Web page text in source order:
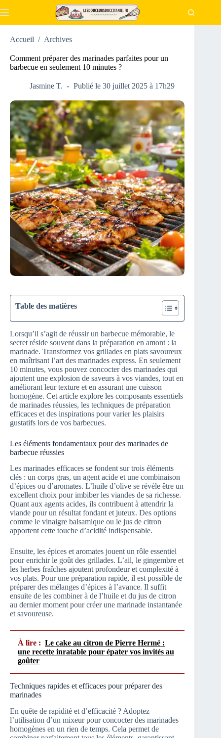
au
Accueil / Archives
Comment préparer des marinades parfaites pour un
barbecue en seulement 10 minutes ?
Jasmine T. Publié le 30 juillet 2025 à 17h29
Table des matières
Lorsqu’il s’agit de réussir un barbecue mémorable, le
secret réside souvent dans la préparation en amont : la
marinade. Transformez vos grillades en plats savoureux
en maîtrisant l’art des marinades express. En seulement
10 minutes, vous pouvez concocter des marinades qui
ajoutent une explosion de saveurs à vos viandes, tout en
améliorant leur texture et en assurant une cuisson
homogène. Cet article explore les composants essentiels
de marinades réussies, les techniques de préparation
efficaces et des inspirations pour varier les plaisirs
gustatifs lors de vos barbecues.
Les éléments fondamentaux pour des marinades de
barbecue réussies
Les marinades efficaces se fondent sur trois éléments
clés : un corps gras, un agent acide et une combinaison
d’épices ou d’aromates. L’huile d’olive se révèle être un
excellent choix pour imbiber les viandes de sa richesse.
Quant aux agents acides, ils contribuent à attendrir la
viande pour un résultat fondant et juteux. Des options
comme le vinaigre balsamique ou le jus de citron
apportent cette touche d’acidité indispensable.
Ensuite, les épices et aromates jouent un rôle essentiel
pour enrichir le goût des grillades. L’ail, le gingembre et
les herbes fraîches ajoutent profondeur et complexité à
vos plats. Pour une préparation rapide, il est possible de
préparer des mélanges d’épices à l’avance. Il suffit
ensuite de les combiner à de l’huile et du jus de citron
au dernier moment pour créer une marinade instantanée
et savoureuse.
À lire : Le cake au citron de Pierre Hermé :
une recette inratable pour épater vos invités au
goûter
Techniques rapides et efficaces pour préparer des
marinades
En quête de rapidité et d’efficacité ? Adoptez
l’utilisation d’un mixeur pour concocter des marinades
homogènes en un rien de temps. Cela permet de